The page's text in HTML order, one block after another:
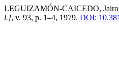
LEGUIZAMÓN-CAICEDO, Jairo
l.], v. 93, p. 1–4, 1979. DOI: